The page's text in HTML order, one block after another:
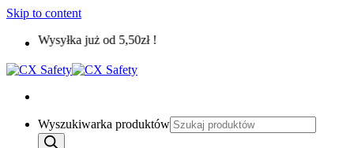
Skip to content
Wysyłka już od 5,50zł !
Wyszukiwarka produktów